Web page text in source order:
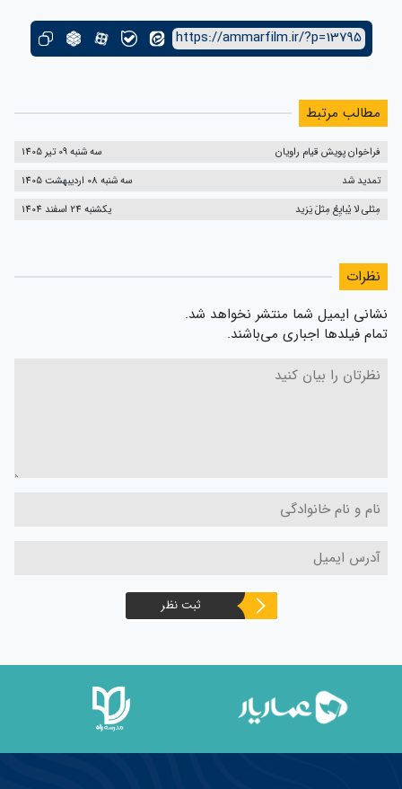
https://ammarfilm.ir/?p=13795
مطالب مرتبط
فراخوان پویش قیام راویان
سه شنبه 09 تیر 1405
تمدید شد
سه شنبه 08 اردیبهشت 1405
مِثلی لا یُبایِعُ مِثلَ یَزید
یکشنبه 24 اسفند 1404
نظرات
نشانی ایمیل شما منتشر نخواهد شد.
تمام فیلدها اجباری می‌باشند.
ثبت نظر